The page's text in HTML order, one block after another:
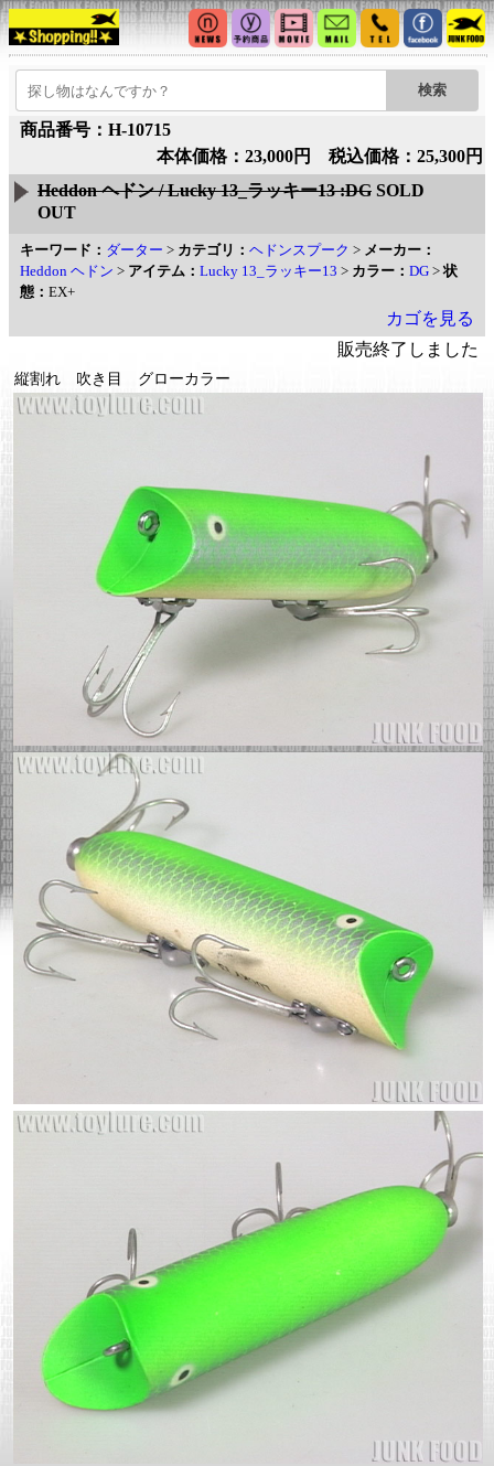
商品番号：H-10715
本体価格：23,000円 税込価格：25,300円
Heddon ヘドン / Lucky 13_ラッキー13 :DG SOLD
OUT
キーワード： ダーター > カテゴリ： ヘドンスプーク > メーカー：
Heddon ヘドン > アイテム： Lucky 13_ラッキー13 > カラー： DG >状
態： EX+
カゴを見る
販売終了しました
縦割れ 吹き目 グローカラー